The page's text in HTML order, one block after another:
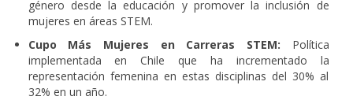
género desde la educación y promover la inclusión de
mujeres en áreas STEM.
Cupo Más Mujeres en Carreras STEM: Política
implementada en Chile que ha incrementado la
representación femenina en estas disciplinas del 30% al
32% en un año.